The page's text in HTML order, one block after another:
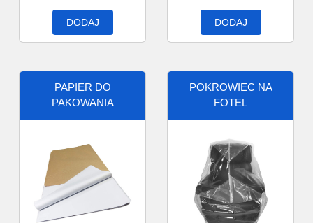
DODAJ DODAJ
PAPIER DO
PAKOWANIA
POKROWIEC NA
FOTEL